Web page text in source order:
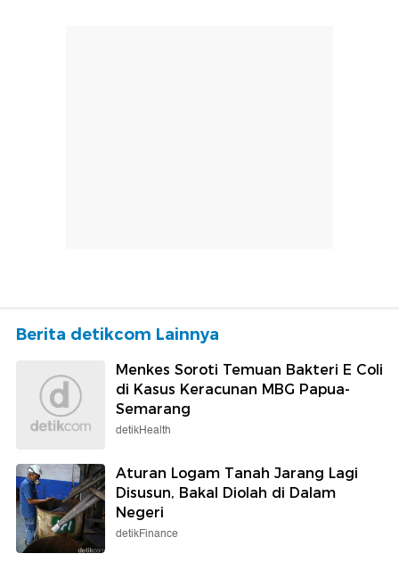
Berita detikcom Lainnya
Menkes Soroti Temuan Bakteri E Coli
di Kasus Keracunan MBG Papua-
Semarang
detikHealth
Aturan Logam Tanah Jarang Lagi
Disusun, Bakal Diolah di Dalam
Negeri
detikFinance